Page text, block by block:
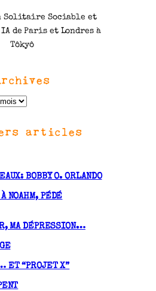
Solitaire Sociable et
IA de Paris et Londres à
Tôkyô
articles
BOBBY O. ORLANDO
NOAHM, PÉDÉ
MA DÉPRESSION…
ET “PROJET X”